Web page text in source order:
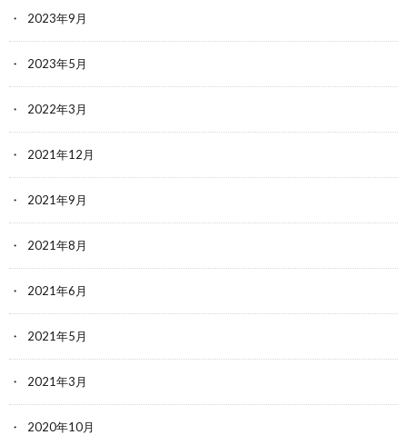
2023年9月
2023年5月
2022年3月
2021年12月
2021年9月
2021年8月
2021年6月
2021年5月
2021年3月
2020年10月